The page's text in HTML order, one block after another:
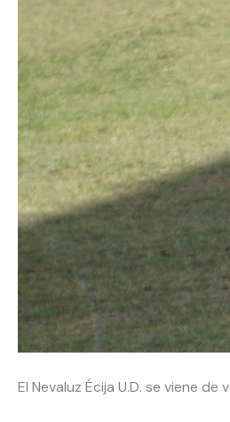
levantar
cabeza
El Nevaluz Écija U.D. se viene